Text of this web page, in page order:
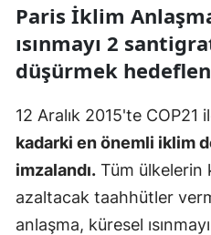
Paris İklim
ısınmayı 2
düşürmek
12 Aralık 2015'te COP21
kadarki en önemli iklim
imzalandı. Tüm ülkelerin
azaltacak taahhütler
anlaşma, küresel